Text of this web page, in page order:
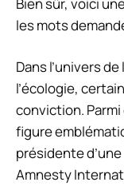
les mots
Dans l’univers
l’écologie,
conviction.
figure
présidente
Amnesty